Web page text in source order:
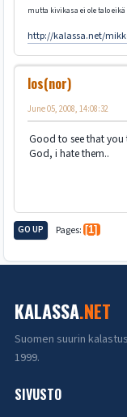
mutta kivikasa ei ole talo
http://kalassa.net/
los(nor)
June 05, 2008, 14:08:32
Good to see that you
God, i hate them..
GO UP Pages 1
KALASSA.NET
Suomen suurin
1999.
SIVUSTO